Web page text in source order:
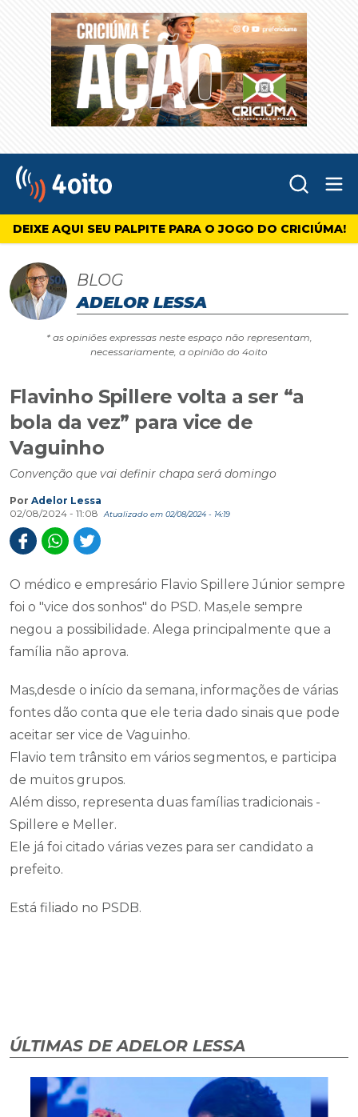
4oito
DEIXE AQUI SEU PALPITE PARA O JOGO DO CRICIÚMA!
BLOG
ADELOR LESSA
* as opiniões expressas neste espaço não representam,
necessariamente, a opinião do 4oito
Flavinho Spillere volta a ser “a
bola da vez” para vice de
Vaguinho
Convenção que vai definir chapa será domingo
Por Adelor Lessa
02/08/2024 - 11:08
Atualizado em 02/08/2024 - 14:19
O médico e empresário Flavio Spillere Júnior sempre
foi o "vice dos sonhos" do PSD. Mas,ele sempre
negou a possibilidade. Alega principalmente que a
família não aprova.
Mas,desde o início da semana, informações de várias
fontes dão conta que ele teria dado sinais que pode
aceitar ser vice de Vaguinho.
Flavio tem trânsito em vários segmentos, e participa
de muitos grupos.
Além disso, representa duas famílias tradicionais -
Spillere e Meller.
Ele já foi citado várias vezes para ser candidato a
prefeito.
Está filiado no PSDB.
ÚLTIMAS DE ADELOR LESSA